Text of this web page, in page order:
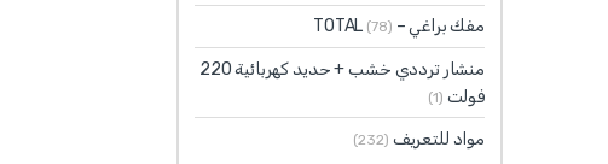
مفك براغي – TOTAL (78)
منشار ترددي خشب + حديد كهربائية 220
فولت (1)
مواد للتعريف (232)